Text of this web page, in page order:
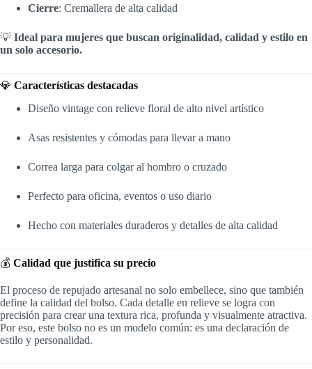
Cierre: Cremallera de alta calidad
💡 Ideal para mujeres que buscan originalidad, calidad y estilo en
un solo accesorio.
💎 Características destacadas
Diseño vintage con relieve floral de alto nivel artístico
Asas resistentes y cómodas para llevar a mano
Correa larga para colgar al hombro o cruzado
Perfecto para oficina, eventos o uso diario
Hecho con materiales duraderos y detalles de alta calidad
💰 Calidad que justifica su precio
El proceso de repujado artesanal no solo embellece, sino que también
define la calidad del bolso. Cada detalle en relieve se logra con
precisión para crear una textura rica, profunda y visualmente atractiva.
Por eso, este bolso no es un modelo común: es una declaración de
estilo y personalidad.